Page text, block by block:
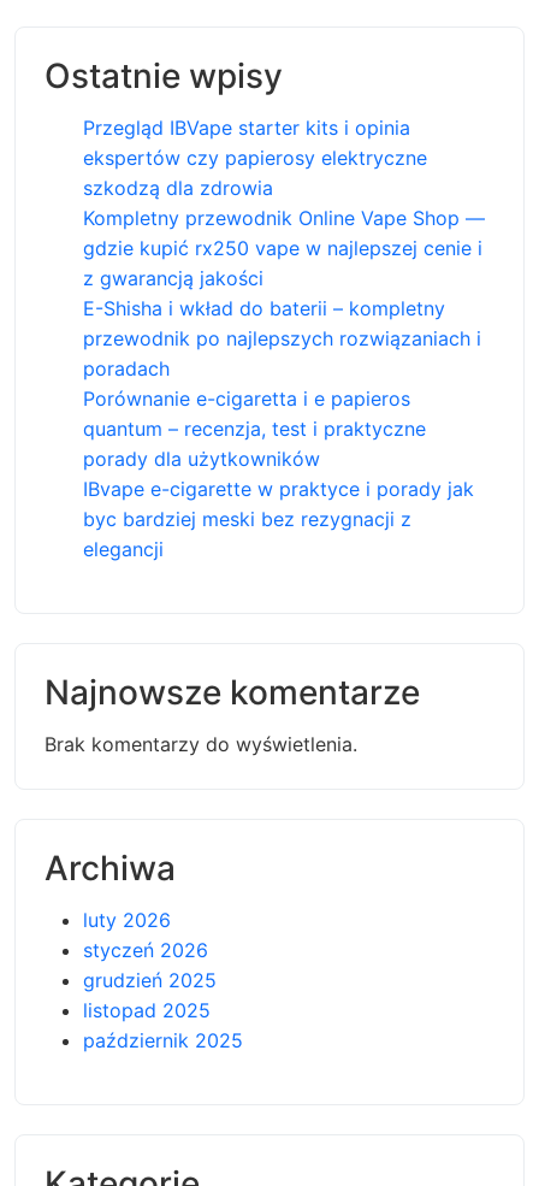
Ostatnie wpisy
Przegląd IBVape starter kits i opinia
ekspertów czy papierosy elektryczne
szkodzą dla zdrowia
Kompletny przewodnik Online Vape Shop —
gdzie kupić rx250 vape w najlepszej cenie i
z gwarancją jakości
E-Shisha i wkład do baterii – kompletny
przewodnik po najlepszych rozwiązaniach i
poradach
Porównanie e-cigaretta i e papieros
quantum – recenzja, test i praktyczne
porady dla użytkowników
IBvape e-cigarette w praktyce i porady jak
byc bardziej meski bez rezygnacji z
elegancji
Najnowsze komentarze
Brak komentarzy do wyświetlenia.
Archiwa
luty 2026
styczeń 2026
grudzień 2025
listopad 2025
październik 2025